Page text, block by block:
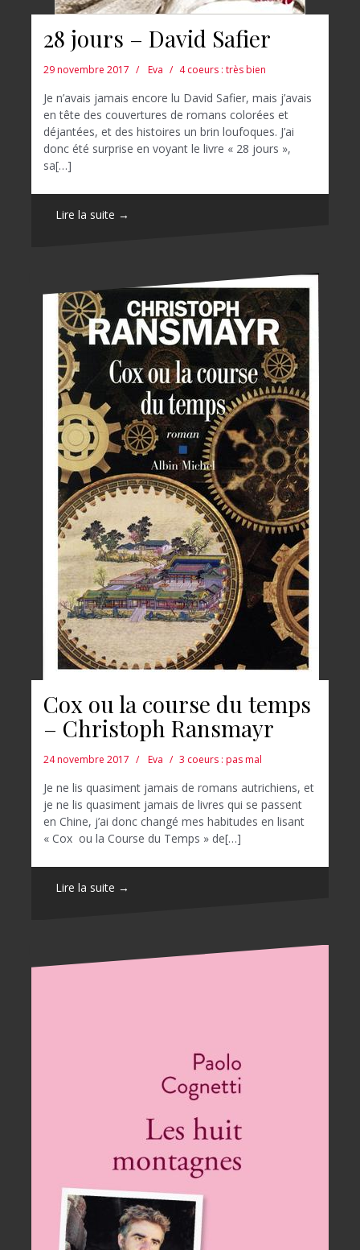
28 jours – David Safier
29 novembre 2017 Eva 4 coeurs : très bien
Je n’avais jamais encore lu David Safier, mais j’avais
en tête des couvertures de romans colorées et
déjantées, et des histoires un brin loufoques. J’ai
donc été surprise en voyant le livre « 28 jours »,
sa[…]
Lire la suite →
Cox ou la course du temps
– Christoph Ransmayr
24 novembre 2017 Eva 3 coeurs : pas mal
Je ne lis quasiment jamais de romans autrichiens, et
je ne lis quasiment jamais de livres qui se passent
en Chine, j’ai donc changé mes habitudes en lisant
« Cox ou la Course du Temps » de[…]
Lire la suite →